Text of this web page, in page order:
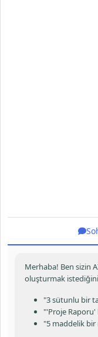
Merhaba! Ben sizin
oluşturmak
"3 sütunlu bir
"'Proje Raporu'
"5 maddelik